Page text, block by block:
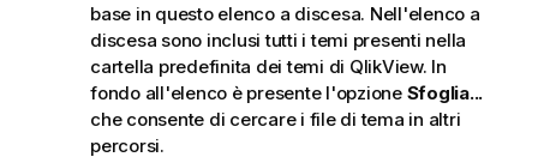
base in questo elenco a discesa. Nell'elenco a
discesa sono inclusi tutti i temi presenti nella
cartella predefinita dei temi di QlikView. In
fondo all'elenco è presente l'opzione Sfoglia...
che consente di cercare i file di tema in altri
percorsi.